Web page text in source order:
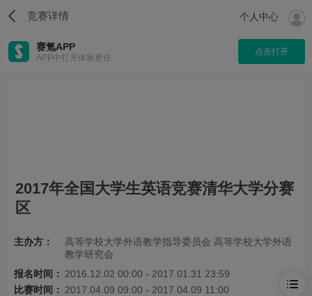
竞赛详情 个人中心
赛氪APP
APP中打开体验更佳
点击打开
2017年全国大学生英语竞赛清华大学分赛
区
主办方：
高等学校大学外语教学指导委员会 高等学校大学外语
教学研究会
报名时间： 2016.12.02 00:00 - 2017.01.31 23:59
比赛时间： 2017.04.09 09:00 - 2017.04.09 11:00